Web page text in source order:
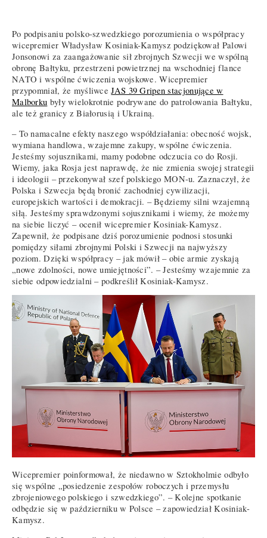
Po podpisaniu polsko-szwedzkiego porozumienia o współpracy
wicepremier Władysław Kosiniak-Kamysz podziękował Palowi
Jonsonowi za zaangażowanie sił zbrojnych Szwecji we wspólną
obronę Bałtyku, przestrzeni powietrznej na wschodniej flance
NATO i wspólne ćwiczenia wojskowe. Wicepremier
przypomniał, że myśliwceJAS 39 Gripen stacjonujące w
Malborku były wielokrotnie podrywane do patrolowania Bałtyku,
ale też granicy z Białorusią i Ukrainą.
– To namacalne efekty naszego współdziałania: obecność wojsk,
wymiana handlowa, wzajemne zakupy, wspólne ćwiczenia.
Jesteśmy sojusznikami, mamy podobne odczucia co do Rosji.
Wiemy, jaka Rosja jest naprawdę, że nie zmienia swojej strategii
i ideologii – przekonywał szef polskiego MON-u. Zaznaczył, że
Polska i Szwecja będą bronić zachodniej cywilizacji,
europejskich wartości i demokracji. – Będziemy silni wzajemną
siłą. Jesteśmy sprawdzonymi sojusznikami i wiemy, że możemy
na siebie liczyć – ocenił wicepremier Kosiniak-Kamysz.
Zapewnił, że podpisane dziś porozumienie podnosi stosunki
pomiędzy siłami zbrojnymi Polski i Szwecji na najwyższy
poziom. Dzięki współpracy – jak mówił – obie armie zyskają
„nowe zdolności, nowe umiejętności”. – Jesteśmy wzajemnie za
siebie odpowiedzialni – podkreślił Kosiniak-Kamysz.
Wicepremier poinformował, że niedawno w Sztokholmie odbyło
się wspólne „posiedzenie zespołów roboczych i przemysłu
zbrojeniowego polskiego i szwedzkiego”. – Kolejne spotkanie
odbędzie się w październiku w Polsce – zapowiedział Kosiniak-
Kamysz.